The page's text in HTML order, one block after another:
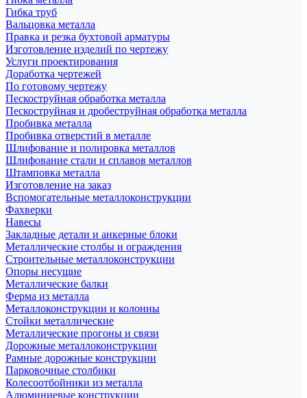
Гибка труб
Вальцовка металла
Правка и резка бухтовой арматуры
Изготовление изделий по чертежу
Услуги проектирования
Доработка чертежей
По готовому чертежу
Пескоструйная обработка металла
Пескоструйная и дробеструйная обработка металла
Пробивка металла
Пробивка отверстий в металле
Шлифование и полировка металлов
Шлифование стали и сплавов металлов
Штамповка металла
Изготовление на заказ
Вспомогательные металлоконструкции
Фахверки
Навесы
Закладные детали и анкерные блоки
Металлические столбы и ограждения
Строительные металлоконструкции
Опоры несущие
Металлические балки
Ферма из металла
Металлоконструкции и колонны
Стойки металлические
Металлические прогоны и связи
Дорожные металлоконструкции
Рамные дорожные конструкции
Парковочные столбики
Колесоотбойники из металла
Алюминиевые конструкции